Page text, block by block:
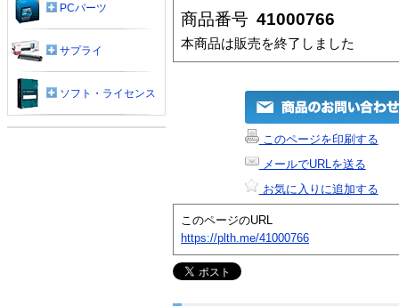
商品番号 41000766
本商品は販売を終了しました
このページを印刷する
メールでURLを送る
お気に入りに追加する
このページのURL
https://plth.me/41000766
PCパーツ
サプライ
ソフト・ライセンス